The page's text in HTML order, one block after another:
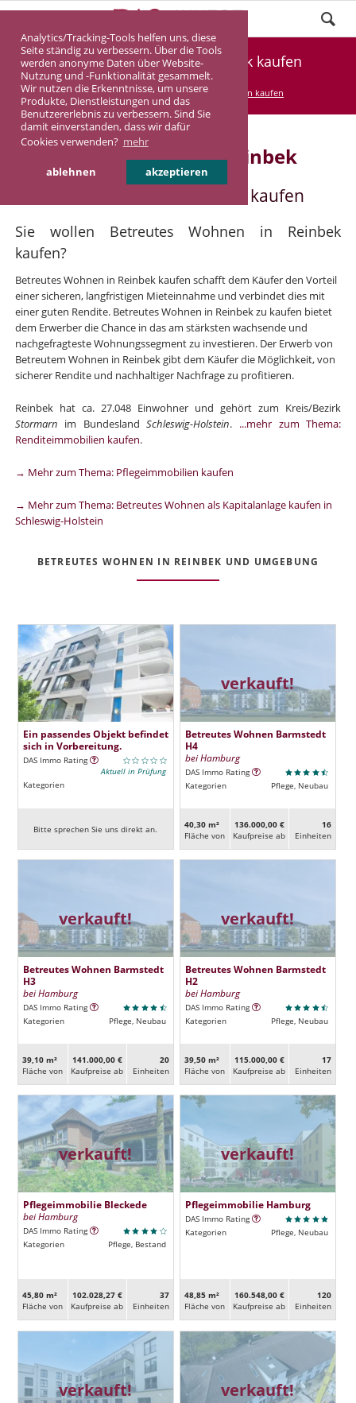
Analytics/Tracking-Tools helfen uns, diese
Seite ständig zu verbessern. Über die Tools
werden anonyme Daten über Website-
Nutzung und -Funktionalität gesammelt.
Wir nutzen die Erkenntnisse, um unsere
Produkte, Dienstleistungen und das
Benutzererlebnis zu verbessern. Sind Sie
damit einverstanden, dass wir dafür
Cookies verwenden? mehr
ablehnen akzeptieren
Betreutes Wohnen in Reinbek kaufen
DASINVEST Service Betreutes Wohnen kaufen
Betreutes Wohnen in Reinbek
Betreutes Wohnen in Reinbek kaufen
Sie wollen Betreutes Wohnen in Reinbek
kaufen?
Betreutes Wohnen in Reinbek kaufen schafft dem Käufer den Vorteil
einer sicheren, langfristigen Mieteinnahme und verbindet dies mit
einer guten Rendite. Betreutes Wohnen in Reinbek zu kaufen bietet
dem Erwerber die Chance in das am stärksten wachsende und
nachgefragteste Wohnungssegment zu investieren. Der Erwerb von
Betreutem Wohnen in Reinbek gibt dem Käufer die Möglichkeit, von
sicherer Rendite und nachhaltiger Nachfrage zu profitieren.
Reinbek hat ca. 27.048 Einwohner und gehört zum Kreis/Bezirk
Stormarn im BundeslandSchleswig-Holstein. ...mehr zum Thema:
Renditeimmobilien kaufen.
→ Mehr zum Thema: Pflegeimmobilien kaufen
→ Mehr zum Thema: Betreutes Wohnen als Kapitalanlage kaufen in
Schleswig-Holstein
BETREUTES WOHNEN IN REINBEK UND UMGEBUNG
Ein passendes Objekt befindet
sich in Vorbereitung.
DAS Immo Rating
Aktuell in Prüfung
Kategorien
Bitte sprechen Sie uns direkt an.
verkauft!
Betreutes Wohnen Barmstedt
H4
bei Hamburg
DAS Immo Rating
Kategorien
Pflege, Neubau
40,30 m²
Fläche von
136.000,00 €
Kaufpreise ab
16
Ein­heiten
verkauft!
Betreutes Wohnen Barmstedt
H3
bei Hamburg
DAS Immo Rating
Kategorien
Pflege, Neubau
39,10 m²
Fläche von
141.000,00 €
Kaufpreise ab
20
Ein­heiten
verkauft!
Betreutes Wohnen Barmstedt
H2
bei Hamburg
DAS Immo Rating
Kategorien
Pflege, Neubau
39,50 m²
Fläche von
115.000,00 €
Kaufpreise ab
17
Ein­heiten
verkauft!
Pflegeimmobilie Bleckede
bei Hamburg
DAS Immo Rating
Kategorien
Pflege, Bestand
45,80 m²
Fläche von
102.028,27 €
Kaufpreise ab
37
Ein­heiten
verkauft!
Pflegeimmobilie Hamburg
DAS Immo Rating
Kategorien
Pflege, Neubau
48,85 m²
Fläche von
160.548,00 €
Kaufpreise ab
120
Ein­heiten
verkauft! verkauft!